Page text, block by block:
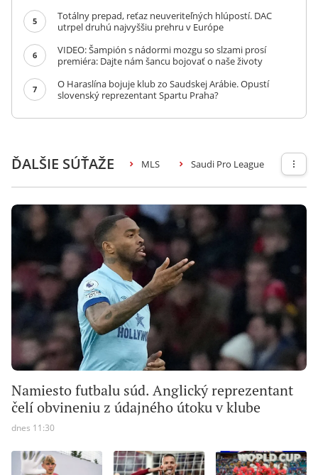
5
Totálny prepad, reťaz neuveriteľných hlúpostí. DAC
utrpel druhú najvyššiu prehru v Európe
6
VIDEO: Šampión s nádormi mozgu so slzami prosí
premiéra: Dajte nám šancu bojovať o naše životy
7
O Haraslína bojuje klub zo Saudskej Arábie. Opustí
slovenský reprezentant Spartu Praha?
ĎALŠIE SÚŤAŽE MLS Saudi Pro League
Namiesto futbalu súd. Anglický reprezentant
čelí obvineniu z údajného útoku v klube
dnes 11:30